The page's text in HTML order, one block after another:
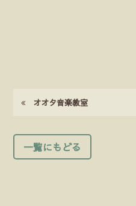
オオタ音楽教室
一覧にもどる